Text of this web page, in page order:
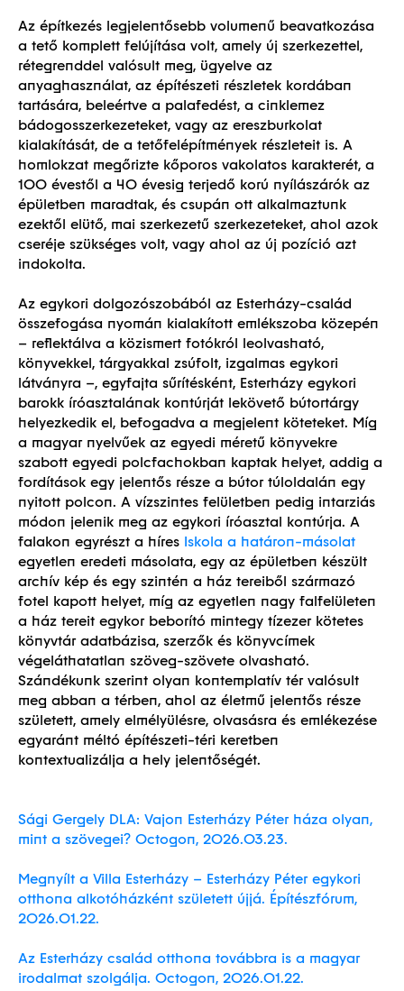
Megépült
Az építkezés legjelentősebb volumenű beavatkozása
a tető komplett felújítása volt, amely új szerkezettel,
rétegrenddel valósult meg, ügyelve az
anyaghasználat, az építészeti részletek kordában
tartására, beleértve a palafedést, a cinklemez
bádogosszerkezeteket, vagy az ereszburkolat
kialakítását, de a tetőfelépítmények részleteit is. A
homlokzat megőrizte kőporos vakolatos karakterét, a
100 évestől a 40 évesig terjedő korú nyílászárók az
épületben maradtak, és csupán ott alkalmaztunk
ezektől elütő, mai szerkezetű szerkezeteket, ahol azok
cseréje szükséges volt, vagy ahol az új pozíció azt
indokolta.
Az egykori dolgozószobából az Esterházy-család
összefogása nyomán kialakított emlékszoba közepén
– reflektálva a közismert fotókról leolvasható,
könyvekkel, tárgyakkal zsúfolt, izgalmas egykori
látványra –, egyfajta sűrítésként, Esterházy egykori
barokk íróasztalának kontúrját lekövető bútortárgy
helyezkedik el, befogadva a megjelent köteteket. Míg
a magyar nyelvűek az egyedi méretű könyvekre
szabott egyedi polcfachokban kaptak helyet, addig a
fordítások egy jelentős része a bútor túloldalán egy
nyitott polcon. A vízszintes felületben pedig intarziás
módon jelenik meg az egykori íróasztal kontúrja. A
falakon egyrészt a híres Iskola a határon-másolat
egyetlen eredeti másolata, egy az épületben készült
archív kép és egy szintén a ház tereiből származó
fotel kapott helyet, míg az egyetlen nagy falfelületen
a ház tereit egykor beborító mintegy tízezer kötetes
könyvtár adatbázisa, szerzők és könyvcímek
végeláthatatlan szöveg-szövete olvasható.
Szándékunk szerint olyan kontemplatív tér valósult
meg abban a térben, ahol az életmű jelentős része
született, amely elmélyülésre, olvasásra és emlékezése
egyaránt méltó építészeti-téri keretben
kontextualizálja a hely jelentőségét.
Sági Gergely DLA: Vajon Esterházy Péter háza olyan,
mint a szövegei? Octogon, 2026.03.23.
Megnyílt a Villa Esterházy – Esterházy Péter egykori
otthona alkotóházként született újjá. Építészfórum,
2026.01.22.
Az Esterházy család otthona továbbra is a magyar
irodalmat szolgálja. Octogon, 2026.01.22.